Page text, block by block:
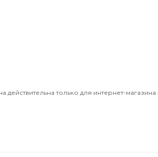
действительна только для интернет-